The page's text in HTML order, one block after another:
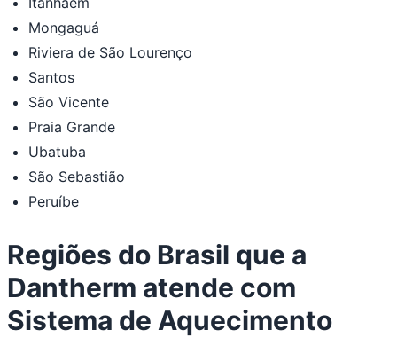
Mongaguá
Riviera de São Lourenço
Santos
São Vicente
Praia Grande
Ubatuba
São Sebastião
Peruíbe
Regiões do Brasil que a
Dantherm atende com
Sistema de Aquecimento